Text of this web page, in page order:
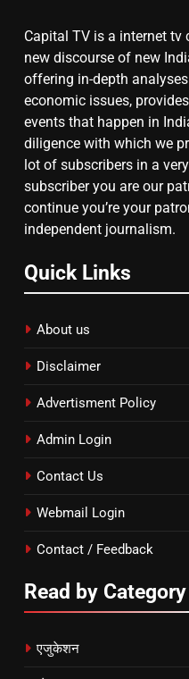
8
चुनाव
तय
Capital TV is a internet tv
new discourse of new
offering in-depth
economic issues,
events that happen in
diligence with which we
lot of subscribers in a
subscriber you are our
continue you’re your
independent journalism.
Quick Links
About us
Disclaimer
Advertisment Policy
Admin Login
Contact Us
Webmail Login
Contact / Feedback
Read by Category
एजुकेशन